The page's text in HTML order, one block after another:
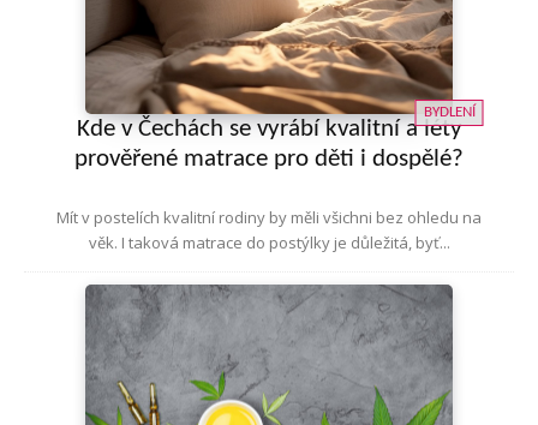
BYDLENÍ
Kde v Čechách se vyrábí kvalitní a léty
prověřené matrace pro děti i dospělé?
Mít v postelích kvalitní rodiny by měli všichni bez ohledu na
věk. I taková matrace do postýlky je důležitá, byť...